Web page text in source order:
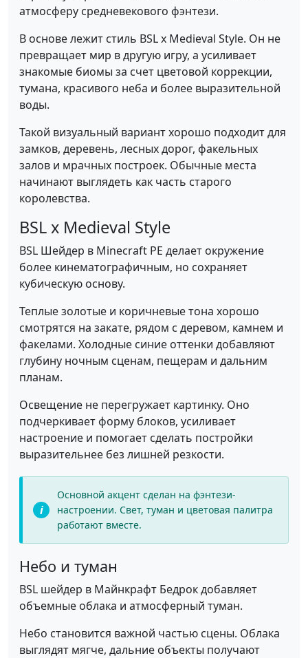
атмосферу средневекового фэнтези.
В основе лежит стиль BSL x Medieval Style. Он не
превращает мир в другую игру, а усиливает
знакомые биомы за счет цветовой коррекции,
тумана, красивого неба и более выразительной
воды.
Такой визуальный вариант хорошо подходит для
замков, деревень, лесных дорог, факельных
залов и мрачных построек. Обычные места
начинают выглядеть как часть старого
королевства.
BSL x Medieval Style
BSL Шейдер в Minecraft PE делает окружение
более кинематографичным, но сохраняет
кубическую основу.
Теплые золотые и коричневые тона хорошо
смотрятся на закате, рядом с деревом, камнем и
факелами. Холодные синие оттенки добавляют
глубину ночным сценам, пещерам и дальним
планам.
Освещение не перегружает картинку. Оно
подчеркивает форму блоков, усиливает
настроение и помогает сделать постройки
выразительнее без лишней резкости.
Основной акцент сделан на фэнтези-
настроении. Свет, туман и цветовая палитра
работают вместе.
Небо и туман
BSL шейдер в Майнкрафт Бедрок добавляет
объемные облака и атмосферный туман.
Небо становится важной частью сцены. Облака
выглядят мягче, дальние объекты получают